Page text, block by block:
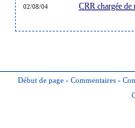
02/08/04 CRR chargée de
Début de page - Commentaires -